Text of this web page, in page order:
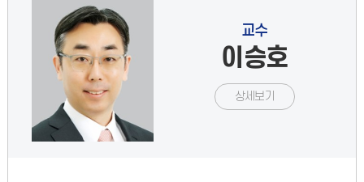
교수
이승호
상세보기